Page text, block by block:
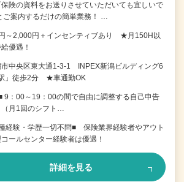
険の資料をお送りさせていただいても宜しいで
ご案内するだけの簡単業務！ …
～2,000円＋インセンティブあり ★月150H以
優遇！
市中央区東大通1-3-1 INPEX新潟ビルディング6
」徒歩2分 ★車通勤OK
9：00～19：00の間で自由に調整する自己申告
（月1回のシフト…
経験・学歴一切不問■ 保険業界経験者やアウト
ールセンター経験者は優遇！
詳細を見る